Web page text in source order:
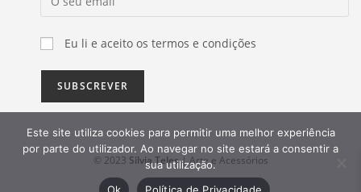
Eu li e aceito os termos e condições
© 2023 Silvia Teles| Arte e Acessórios
Este site utiliza cookies para permitir uma melhor experiência
por parte do utilizador. Ao navegar no site estará a consentir a
sua utilização.
Ok
Política de Privacidade